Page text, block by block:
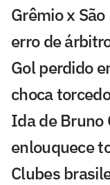
Grêmio x
erro de
Gol perdido
choca
Ida de Bruno
enlouquece
Clubes